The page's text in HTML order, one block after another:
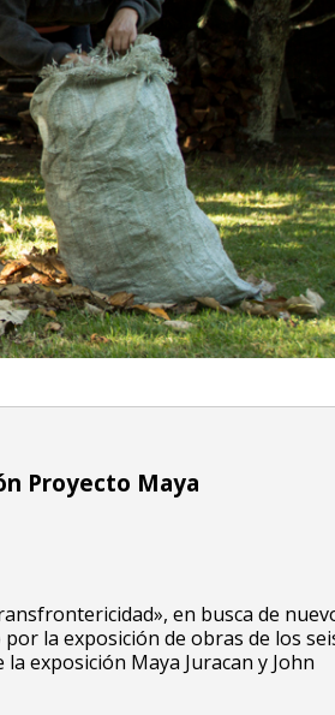
Proyecto Maya
en busca de
la exposición de obras de los
exposición Maya Juracan y John